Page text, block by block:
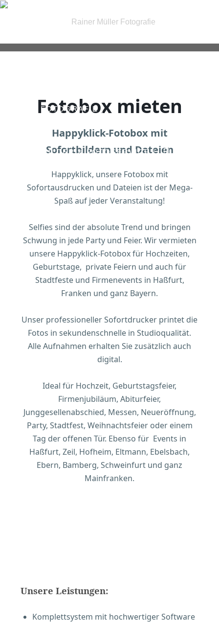
| IRIS FOTOGRAFIE |
| PASSBILDER & FOTOSERVICE |
Fotobox mieten
Happyklick-Fotobox mit
Sofortbildern und Dateien
Happyklick, unsere Fotobox mit
Sofortausdrucken und Dateien ist der Mega-
Spaß auf jeder Veranstaltung!
Selfies sind der absolute Trend und bringen
Schwung in jede Party und Feier. Wir vermieten
unsere Happyklick-Fotobox für Hochzeiten,
Geburtstage, private Feiern und auch für
Stadtfeste und Firmenevents in Haßfurt,
Franken und ganz Bayern.
Unser professioneller Sofortdrucker printet die
Fotos in sekundenschnelle in Studioqualität.
Alle Aufnahmen erhalten Sie zusätzlich auch
digital.
Ideal für Hochzeit, Geburtstagsfeier,
Firmenjubiläum, Abiturfeier,
Junggesellenabschied, Messen, Neueröffnung,
Party, Stadtfest, Weihnachtsfeier oder einem
Tag der offenen Tür. Ebenso für Events in
Haßfurt, Zeil, Hofheim, Eltmann, Ebelsbach,
Ebern, Bamberg, Schweinfurt und ganz
Mainfranken.
Unsere Leistungen:
Komplettsystem mit hochwertiger Software